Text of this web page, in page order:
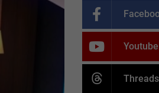
Youtube
Threads